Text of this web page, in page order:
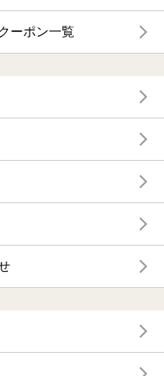
ーポン一覧